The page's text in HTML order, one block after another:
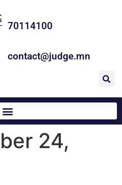
70114100
contact@judge.mn
24,